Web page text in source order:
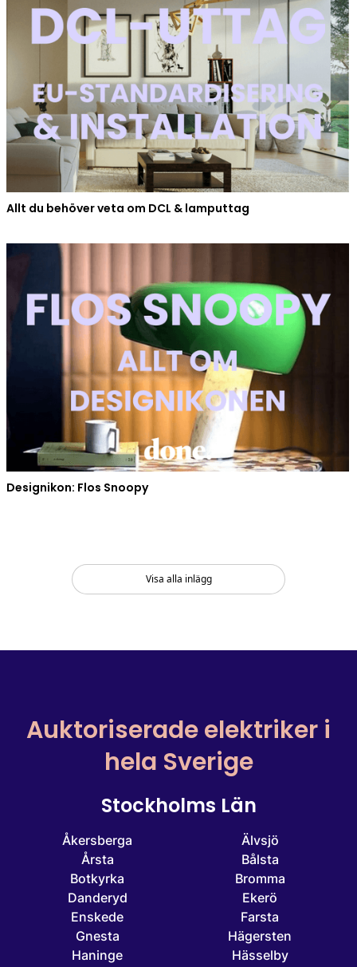
Allt du behöver veta om DCL & lamputtag
Designikon: Flos Snoopy
Visa alla inlägg
Auktoriserade elektriker i
hela Sverige
Stockholms Län
Åkersberga
Älvsjö
Årsta
Bålsta
Botkyrka
Bromma
Danderyd
Ekerö
Enskede
Farsta
Gnesta
Hägersten
Haninge
Hässelby